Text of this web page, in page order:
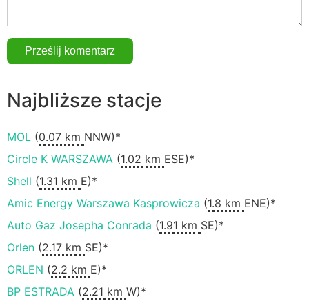
Najbliższe stacje
MOL (0.07 km NNW)*
Circle K WARSZAWA (1.02 km ESE)*
Shell (1.31 km E)*
Amic Energy Warszawa Kasprowicza (1.8 km ENE)*
Auto Gaz Josepha Conrada (1.91 km SE)*
Orlen (2.17 km SE)*
ORLEN (2.2 km E)*
BP ESTRADA (2.21 km W)*